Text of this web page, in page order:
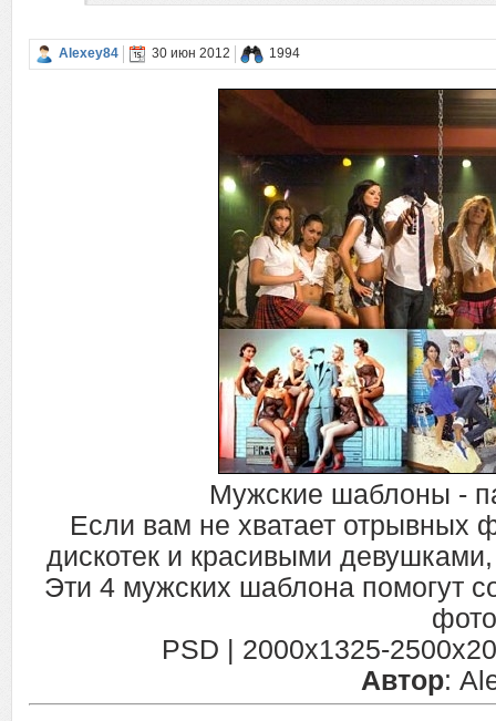
Alexey84 30 июн 2012 1994
Мужские шаблоны -
Если вам не хватает отрывных
дискотек и красивыми
Эти 4 мужских шаблона помогут
PSD | 2000x1325-
Автор: